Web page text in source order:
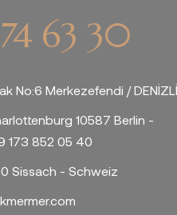
63 30
No:6 Merkezefendi / DENİZLİ
10587 Berlin -
173 852 05 40
Sissach - Schweiz